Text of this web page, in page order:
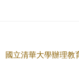
國立清華大學辦理教